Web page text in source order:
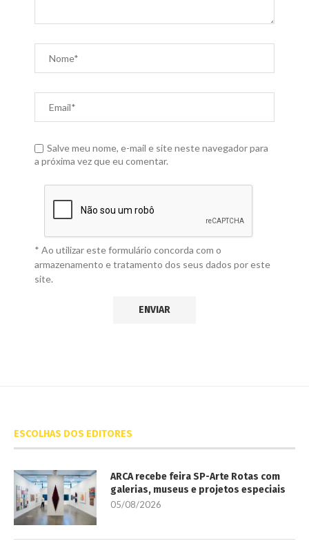
Salve meu nome, e-mail e site neste navegador para
a próxima vez que eu comentar.
* Ao utilizar este formulário concorda com o
armazenamento e tratamento dos seus dados por este
site.
ESCOLHAS DOS EDITORES
ARCA recebe feira SP-Arte Rotas com
galerias, museus e projetos especiais
05/08/2026